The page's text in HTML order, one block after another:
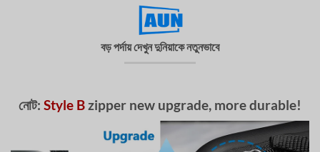
বড় পর্দায় দেখুন দুনিয়াকে নতুনভাবে
নোট: Style Bzipper new upgrade, more durable!